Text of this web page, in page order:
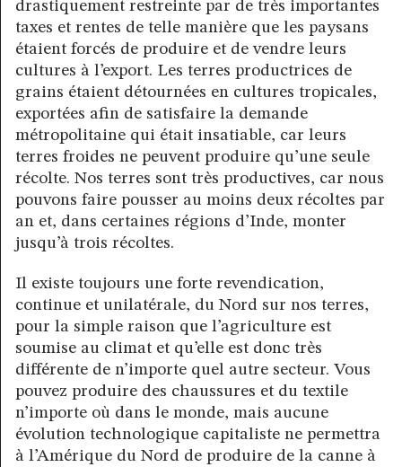
drastiquement restreinte par de très importantes
taxes et rentes de telle manière que les paysans
étaient forcés de produire et de vendre leurs
cultures à l’export. Les terres productrices de
grains étaient détournées en cultures tropicales,
exportées afin de satisfaire la demande
métropolitaine qui était insatiable, car leurs
terres froides ne peuvent produire qu’une seule
récolte. Nos terres sont très productives, car nous
pouvons faire pousser au moins deux récoltes par
an et, dans certaines régions d’Inde, monter
jusqu’à trois récoltes.
Il existe toujours une forte revendication,
continue et unilatérale, du Nord sur nos terres,
pour la simple raison que l’agriculture est
soumise au climat et qu’elle est donc très
différente de n’importe quel autre secteur. Vous
pouvez produire des chaussures et du textile
n’importe où dans le monde, mais aucune
évolution technologique capitaliste ne permettra
à l’Amérique du Nord de produire de la canne à